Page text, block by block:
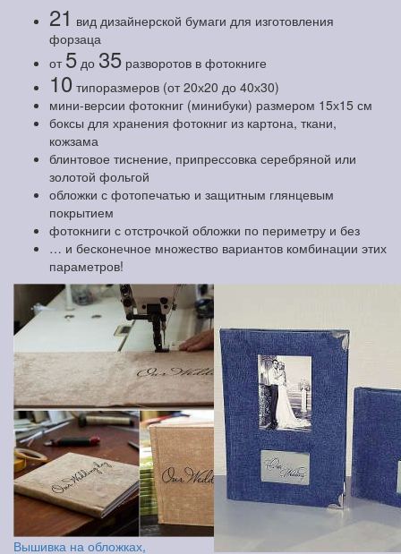
21 вид дизайнерской бумаги для изготовления
форзаца
от 5 до 35 разворотов в фотокниге
10 типоразмеров (от 20х20 до 40х30)
мини-версии фотокниг (минибуки) размером 15х15 см
боксы для хранения фотокниг из картона, ткани,
кожзама
блинтовое тиснение, припрессовка серебряной или
золотой фольгой
обложки с фотопечатью и защитным глянцевым
покрытием
фотокниги с отстрочкой обложки по периметру и без
… и бесконечное множество вариантов комбинации этих
параметров!
Вышивка на обложках,